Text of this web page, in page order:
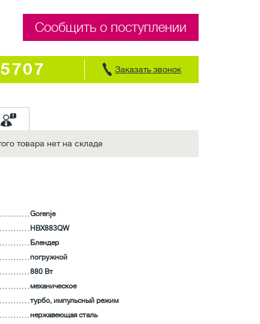
Сообщить о поступлении
Заказать звонок
товара нет на складе
Gorenje
HBX883QW
Блендер
погружной
880 Вт
механическое
турбо, импульсный режим
нержавеющая сталь